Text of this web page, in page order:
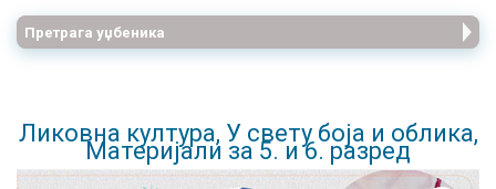
Претрага уџбеника
Ликовна култура, У свету боја и облика,
Материјали за 5. и 6. разред